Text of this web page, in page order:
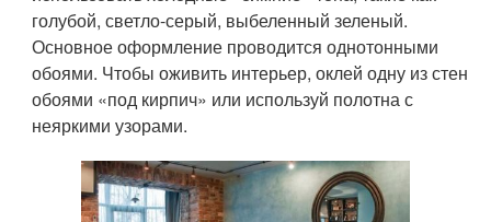
голубой, светло-серый, выбеленный зеленый.
Основное оформление проводится однотонными
обоями. Чтобы оживить интерьер, оклей одну из стен
обоями «под кирпич» или используй полотна с
неяркими узорами.